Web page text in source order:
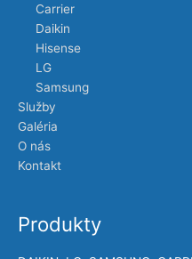
Carrier
Daikin
Hisense
LG
Samsung
Služby
Galéria
O nás
Kontakt
Produkty